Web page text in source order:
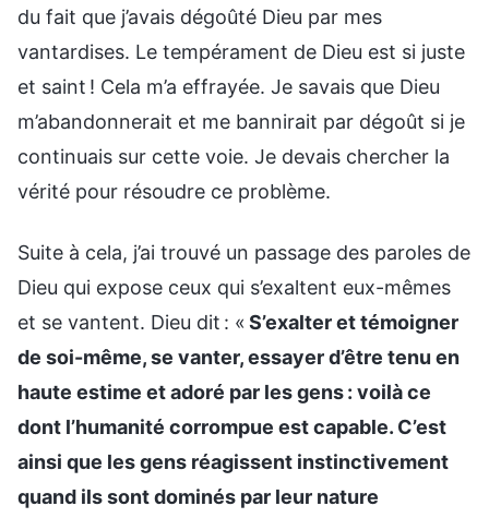
du fait que j’avais dégoûté Dieu par mes
vantardises. Le tempérament de Dieu est si juste
et saint ! Cela m’a effrayée. Je savais que Dieu
m’abandonnerait et me bannirait par dégoût si je
continuais sur cette voie. Je devais chercher la
vérité pour résoudre ce problème.
Suite à cela, j’ai trouvé un passage des paroles de
Dieu qui expose ceux qui s’exaltent eux-mêmes
et se vantent. Dieu dit : «S’exalter et témoigner
de soi-même, se vanter, essayer d’être tenu en
haute estime et adoré par les gens : voilà ce
dont l’humanité corrompue est capable. C’est
ainsi que les gens réagissent instinctivement
quand ils sont dominés par leur nature